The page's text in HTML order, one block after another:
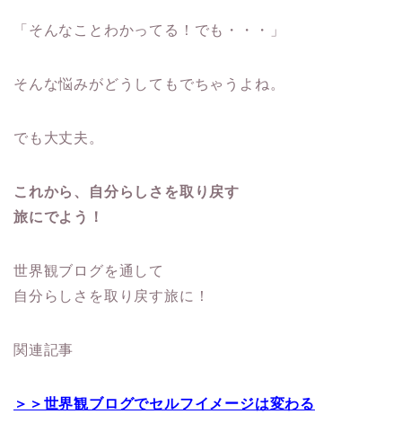
「そんなことわかってる！でも・・・」
そんな悩みがどうしてもでちゃうよね。
でも大丈夫。
これから、自分らしさを取り戻す
旅にでよう！
世界観ブログを通して
自分らしさを取り戻す旅に！
関連記事
＞＞世界観ブログでセルフイメージは変わる